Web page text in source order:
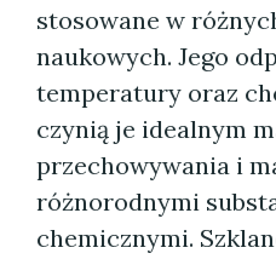
stosowane w
naukowych. Jego
temperatury oraz
czynią je idealnym
przechowywania i
różnorodnymi
chemicznymi.